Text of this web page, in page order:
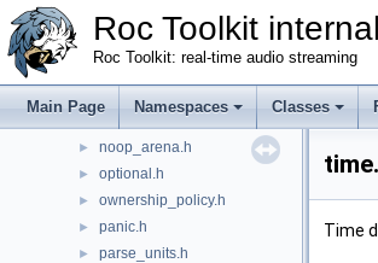
Roc Toolkit
Roc Toolkit: real-time audio streaming
Main Page Namespaces Classes
mov_stats.h
mpsc_queue.h
mpsc_queue_impl.h
► noncopyable.h
► noop_arena.h
► optional.h
► ownership_policy.h
► panic.h
► parse_units.h
Time